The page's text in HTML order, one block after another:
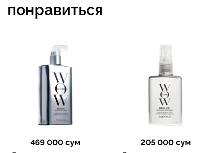
понравиться
469 000 сум 205 000 сум